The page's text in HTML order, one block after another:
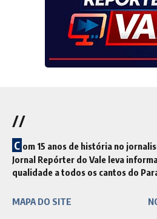
//
C om 15 anos de história no
Jornal Repórter do Vale leva
qualidade a todos os cantos do
MAPA DO SITE